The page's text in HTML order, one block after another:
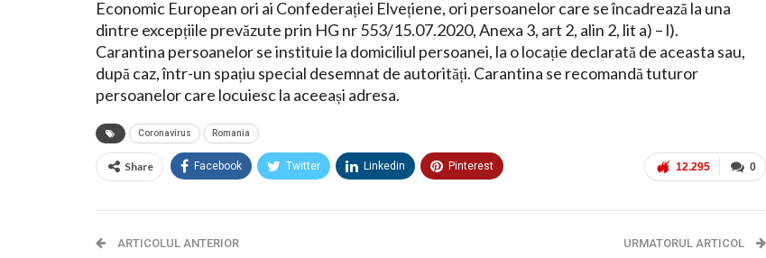
Economic European ori ai Confederației Elvețiene, ori persoanelor care se încadrează la una
dintre excepțiile prevăzute prin HG nr 553/15.07.2020, Anexa 3, art 2, alin 2, lit a) – l).
Carantina persoanelor se instituie la domiciliul persoanei, la o locație declarată de aceasta sau,
după caz, într-un spațiu special desemnat de autorități. Carantina se recomandă tuturor
persoanelor care locuiesc la aceeași adresa.
Coronavirus Romania
0
12.295
Share Facebook Twitter Linkedin Pinterest
ARTICOLUL ANTERIOR URMATORUL ARTICOL